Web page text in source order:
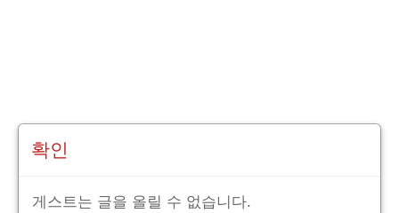
확인
게스트는 글을 올릴 수 없습니다.